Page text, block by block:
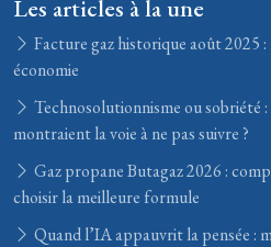
Les articles à la une
Facture gaz historique août 2025
économie
Technosolutionnisme ou sobriété :
montraient la voie à ne pas suivre ?
Gaz propane Butagaz 2026 :
choisir la meilleure formule
Quand l’IA appauvrit la pensée :